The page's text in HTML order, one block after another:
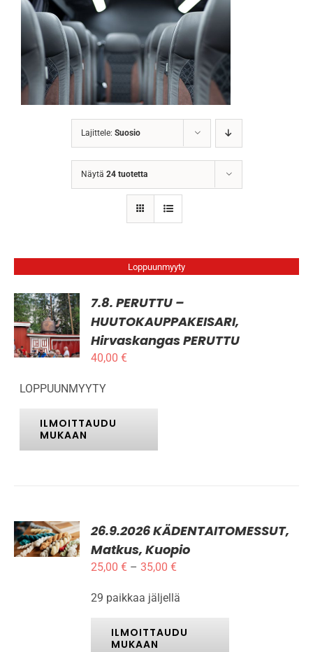
Lajittele: Suosio
Näytä 24 tuotetta
Loppuunmyyty
LISÄTIEDOT
7.8. PERUTTU –
HUUTOKAUPPAKEISARI,
Hirvaskangas PERUTTU
40,00€
LOPPUUNMYYTY
ILMOITTAUDU
MUKAAN
ILMOITTAUDU
MUKAAN
TÄLLÄ
TUOTTEELLA
MUUNNELMA.
/
26.9.2026 KÄDENTAITOMESSUT,
Matkus, Kuopio
25,00€ – 35,00€
-
29 paikkaa jäljellä
ILMOITTAUDU
MUKAAN